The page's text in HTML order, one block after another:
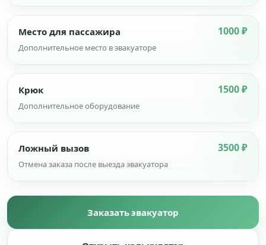
Место для пассажира 1000 ₽
Дополнительное место в эвакуаторе
Крюк 1500 ₽
Дополнительное оборудование
Ложный вызов 3500 ₽
Отмена заказа после выезда эвакуатора
Заказать эвакуатор